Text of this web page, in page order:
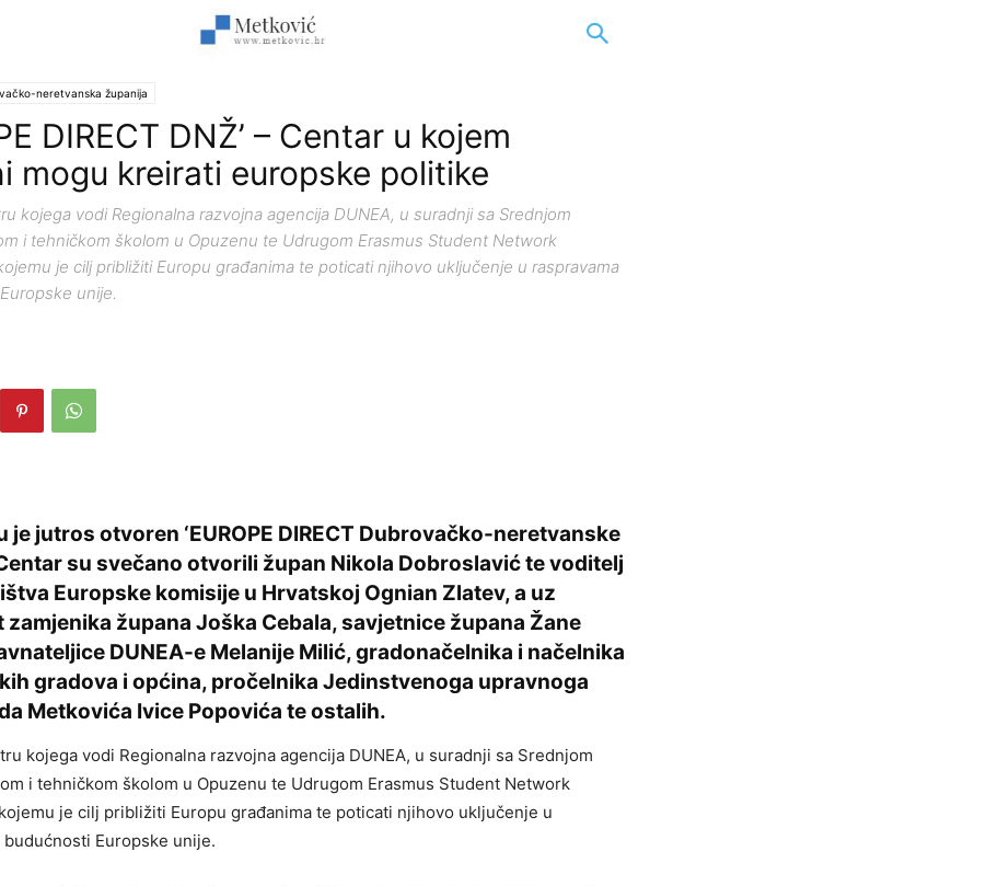
neretvanska županija
DIRECT DNŽ’ – Centar u kojem
mogu kreirati europske politike
kojega vodi Regionalna razvojna agencija DUNEA, u suradnji sa Srednjom
i tehničkom školom u Opuzenu te Udrugom Erasmus Student Network
je cilj približiti Europu građanima te poticati njihovo uključenje u raspravama
unije.
je jutros otvoren ‘EUROPE DIRECT Dubrovačko-neretvanske
su svečano otvorili župan Nikola Dobroslavić te voditelj
Europske komisije u Hrvatskoj Ognian Zlatev, a uz
župana Joška Cebala, savjetnice župana Žane
DUNEA-e Melanije Milić, gradonačelnika i načelnika
gradova i općina, pročelnika Jedinstvenoga upravnoga
Metkovića Ivice Popovića te ostalih.
kojega vodi Regionalna razvojna agencija DUNEA, u suradnji sa Srednjom
i tehničkom školom u Opuzenu te Udrugom Erasmus Student Network
je cilj približiti Europu građanima te poticati njihovo uključenje u
budućnosti Europske unije.